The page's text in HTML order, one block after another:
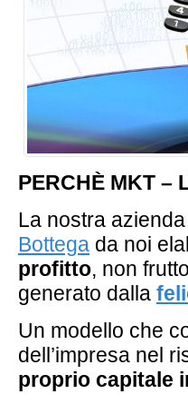
PERCHÈ MKT –
La nostra
Bottega da noi
profitto, non
generato dalla
Un modello che
dell’impresa nel
proprio capitale